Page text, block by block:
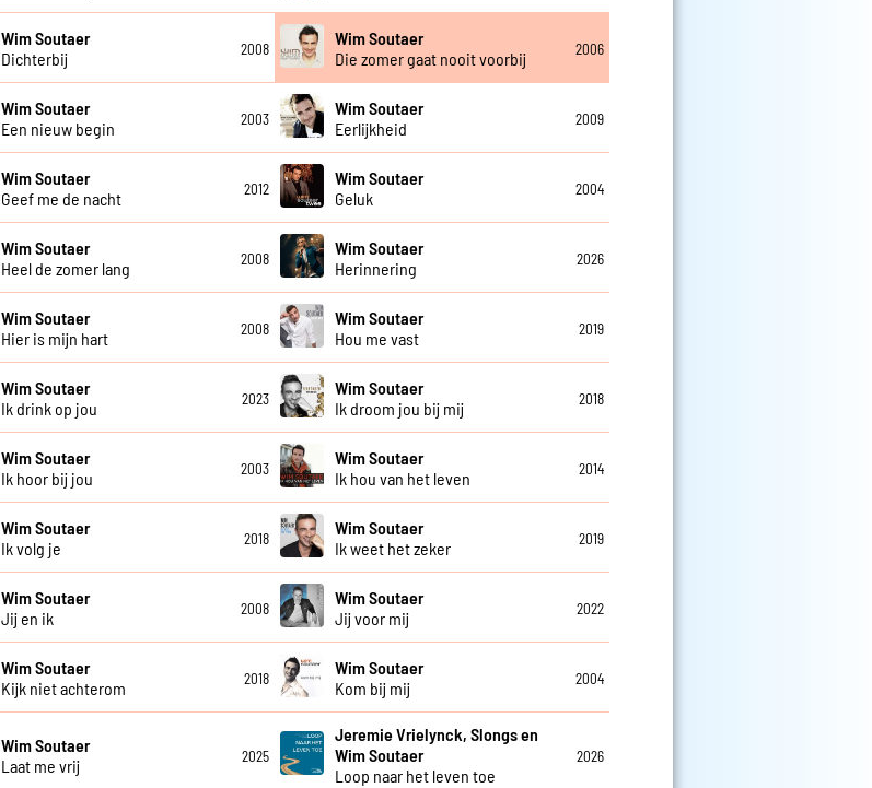
Wim Soutaer
Dichterbij
2008
Wim Soutaer
Die zomer gaat nooit voorbij
2006
Wim Soutaer
Een nieuw begin
2003
Wim Soutaer
Eerlijkheid
2009
Wim Soutaer
Geef me de nacht
2012
Wim Soutaer
Geluk
2004
Wim Soutaer
Heel de zomer lang
2008
Wim Soutaer
Herinnering
2026
Wim Soutaer
Hier is mijn hart
2008
Wim Soutaer
Hou me vast
2019
Wim Soutaer
Ik drink op jou
2023
Wim Soutaer
Ik droom jou bij mij
2018
Wim Soutaer
Ik hoor bij jou
2003
Wim Soutaer
Ik hou van het leven
2014
Wim Soutaer
Ik volg je
2018
Wim Soutaer
Ik weet het zeker
2019
Wim Soutaer
Jij en ik
2008
Wim Soutaer
Jij voor mij
2022
Wim Soutaer
Kijk niet achterom
2018
Wim Soutaer
Kom bij mij
2004
Wim Soutaer
Laat me vrij
2025
Jeremie Vrielynck, Slongs en
Wim Soutaer
Loop naar het leven toe
2026